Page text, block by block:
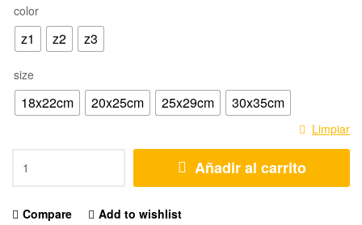
color
z1 z2 z3
size
18x22cm 20x25cm 25x29cm 30x35cm
Limpiar
Añadir al carrito
Compare Add to wishlist